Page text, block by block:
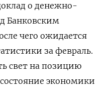
о денежно-
Банковским
чего ожидается
за февраль.
свет на позицию
экономики